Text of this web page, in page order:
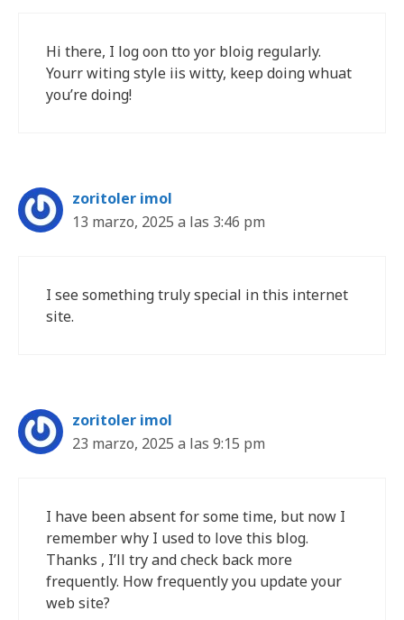
Hi there, I log oon tto yor bloig regularly.
Yourr witing style iis witty, keep doing whuat
you’re doing!
zoritoler imol
13 marzo, 2025 a las 3:46 pm
I see something truly special in this internet
site.
zoritoler imol
23 marzo, 2025 a las 9:15 pm
I have been absent for some time, but now I
remember why I used to love this blog.
Thanks , I’ll try and check back more
frequently. How frequently you update your
web site?